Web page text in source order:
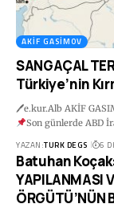
AKIF GASIMOV
SANGAÇAL
Türkiye’nin
🖊e.kur.Alb AKİF
Son günlerde ABD
YAZAN:TURK DEGS 6
Batuhan
YAPILANMASI
ÖRGÜTÜ’NÜN